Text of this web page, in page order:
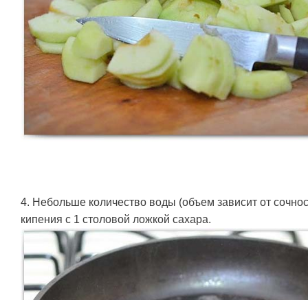
4. Небольше количество воды (объем зависит от
кипения с 1 столовой ложкой сахара.